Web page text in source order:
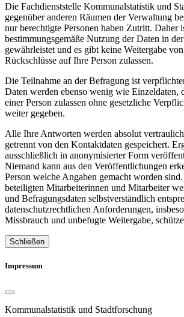
Die Fachdienststelle Kommunalstatistik und
gegenüber anderen Räumen der Verwaltung
nur berechtigte Personen haben Zutritt. Daher
bestimmungsgemäße Nutzung der Daten in
gewährleistet und es gibt keine Weitergabe
Rückschlüsse auf Ihre Person zulassen.
Die Teilnahme an der Befragung ist
Daten werden ebenso wenig wie Einzeldaten,
einer Person zulassen ohne gesetzliche
weiter gegeben.
Alle Ihre Antworten werden absolut
getrennt von den Kontaktdaten gespeichert.
ausschließlich in anonymisierter Form
Niemand kann aus den Veröffentlichungen
Person welche Angaben gemacht worden
beteiligten Mitarbeiterinnen und Mitarbeiter
und Befragungsdaten selbstverständlich
datenschutzrechtlichen Anforderungen,
Missbrauch und unbefugte Weitergabe,
Schließen
Impressum
Kommunalstatistik und Stadtforschung